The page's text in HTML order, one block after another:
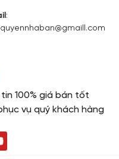
100% giá bán tốt
vụ quý khách hàng
: